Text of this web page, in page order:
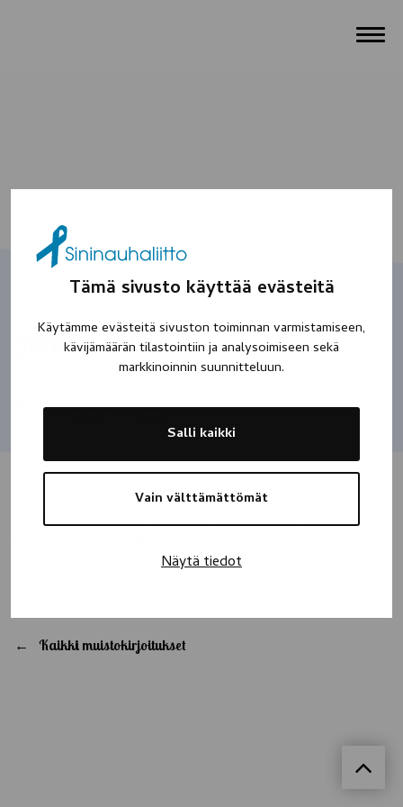
Tämä sivusto käyttää evästeitä
Käytämme evästeitä sivuston toiminnan varmistamiseen,
kävijämäärän tilastointiin ja analysoimiseen sekä
markkinoinnin suunnitteluun.
Vain välttämättömät
Salli kaikki
Näytä tiedot
Jenny-enkelini
Päätit lopettaa oman taistelusi rakas tyttöni. Ikuisesti sinua
Kaikki muistokirjoitukset